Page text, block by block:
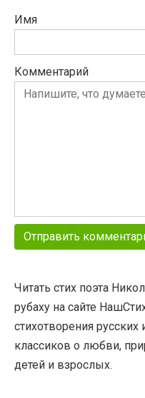
Имя
Комментарий
Читать стих поэта
рубаху на сайте
стихотворения
классиков о любви,
детей и взрослых.